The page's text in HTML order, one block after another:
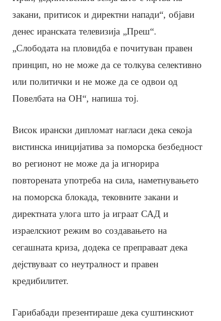
закани, притисок и директни напади“, објави
денес иранската телевизија „Преш“.
„Слободата на пловидба е почитуван правен
принцип, но не може да се толкува селективно
или политички и не може да се одвои од
Повелбата на ОН“, напиша тој.
Висок ирански дипломат нагласи дека секоја
вистинска иницијатива за поморска безбедност
во регионот не може да ја игнорира
повторената употреба на сила, наметнувањето
на поморска блокада, тековните закани и
директната улога што ја играат САД и
израелскиот режим во создавањето на
сегашната криза, додека се преправаат дека
дејствуваат со неутралност и правен
кредибилитет.
Гарибабади презентираше дека суштинскиот